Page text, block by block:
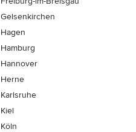
Gelsenkirchen
Hagen
Hamburg
Hannover
Herne
Karlsruhe
Kiel
Köln